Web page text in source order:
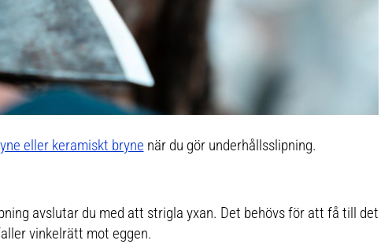
eller keramiskt bryne när du gör underhållsslipning.
avslutar du med att strigla yxan. Det behövs för att få till det
vinkelrätt mot eggen.